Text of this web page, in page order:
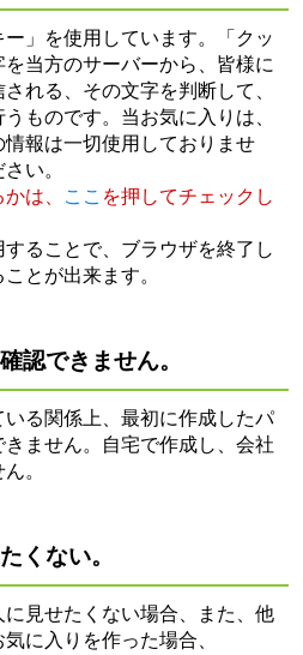
」を使用しています。「クッ
当方のサーバーから、皆様に
れる、その文字を判断して、
ものです。当お気に入りは、
報は一切使用しておりませ
い。
は、 ここ を押してチェックし
ることで、ブラウザを終了し
とが出来ます。
確認できません。
いる関係上、最初に作成したパ
ません。自宅で作成し、会社
。
くない。
見せたくない場合、また、他
に入りを作った場合、